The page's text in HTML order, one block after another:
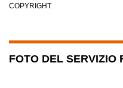
COPYRIGHT
FOTO DEL SERVIZIO